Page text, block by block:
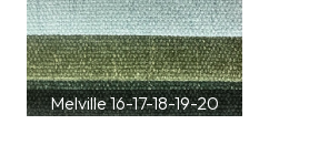
Melville 16-17-18-19-20